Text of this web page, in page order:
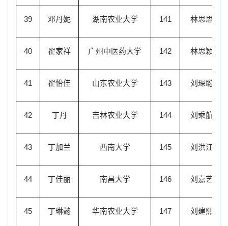
39 邓丹妮 湖南农业大学 141 林思思
40 翟家祥 广州中医药大学 142 林思颖
41 翟怡佳 山东农业大学 143 刘琛聪
42 丁丹 吉林农业大学 144 刘乘航
43 丁加兰 西南大学 145 刘洪江
44 丁佳丽 南昌大学 146 刘嘉艺
45 丁琳懿 华南农业大学 147 刘建熙